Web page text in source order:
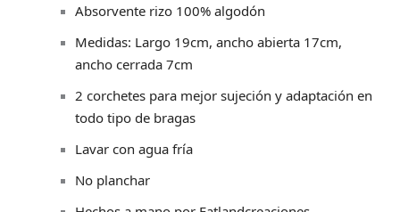
Absorvente rizo 100% algodón
Medidas: Largo 19cm, ancho abierta 17cm,
ancho cerrada 7cm
2 corchetes para mejor sujeción y adaptación en
todo tipo de bragas
Lavar con agua fría
No planchar